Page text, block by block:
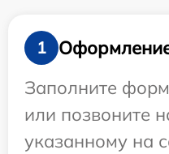
1
Заполните
или позвоните
указанному на